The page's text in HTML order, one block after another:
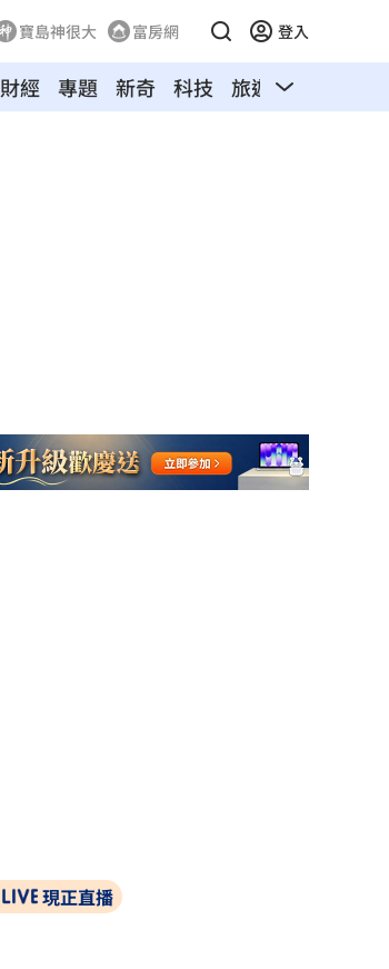
寶島神很大 富房網 登入
財經 專題 新奇 科技 旅遊 汽車
現正直播